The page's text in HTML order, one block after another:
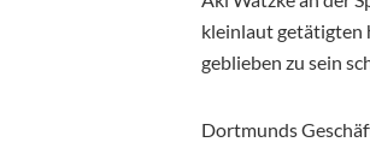
kleinlaut getätigten
geblieben zu sein
Dortmunds